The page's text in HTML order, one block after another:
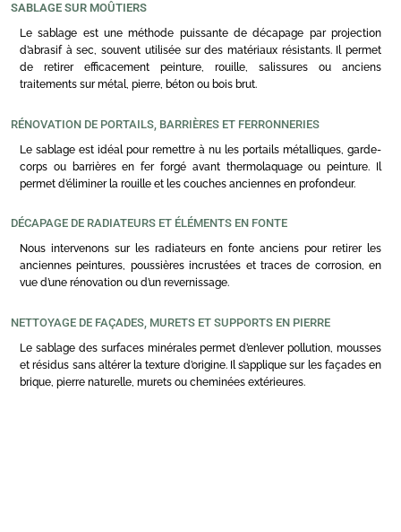
SABLAGE SUR MOÛTIERS
Le sablage est une méthode puissante de décapage par projection
d’abrasif à sec, souvent utilisée sur des matériaux résistants. Il permet
de retirer efficacement peinture, rouille, salissures ou anciens
traitements sur métal, pierre, béton ou bois brut.
RÉNOVATION DE PORTAILS, BARRIÈRES ET FERRONNERIES
Le sablage est idéal pour remettre à nu les portails métalliques, garde-
corps ou barrières en fer forgé avant thermolaquage ou peinture. Il
permet d’éliminer la rouille et les couches anciennes en profondeur.
DÉCAPAGE DE RADIATEURS ET ÉLÉMENTS EN FONTE
Nous intervenons sur les radiateurs en fonte anciens pour retirer les
anciennes peintures, poussières incrustées et traces de corrosion, en
vue d’une rénovation ou d’un revernissage.
NETTOYAGE DE FAÇADES, MURETS ET SUPPORTS EN PIERRE
Le sablage des surfaces minérales permet d’enlever pollution, mousses
et résidus sans altérer la texture d’origine. Il s’applique sur les façades en
brique, pierre naturelle, murets ou cheminées extérieures.